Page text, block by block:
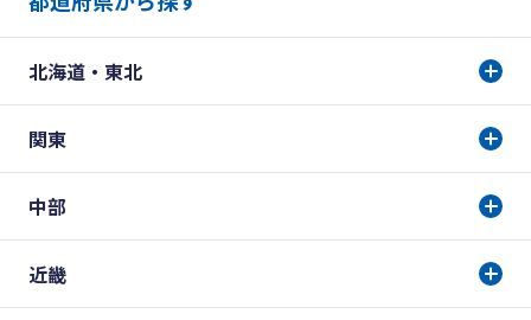
北海道・東北
関東
中部
近畿